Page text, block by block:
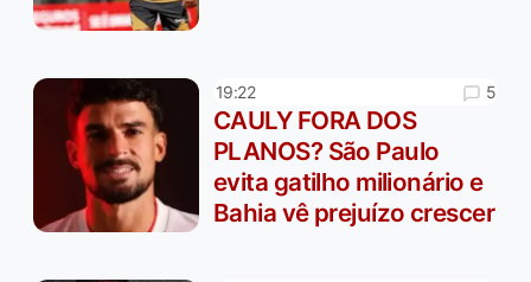
19:22 5
CAULY FORA DOS
PLANOS? São Paulo
evita gatilho milionário e
Bahia vê prejuízo crescer